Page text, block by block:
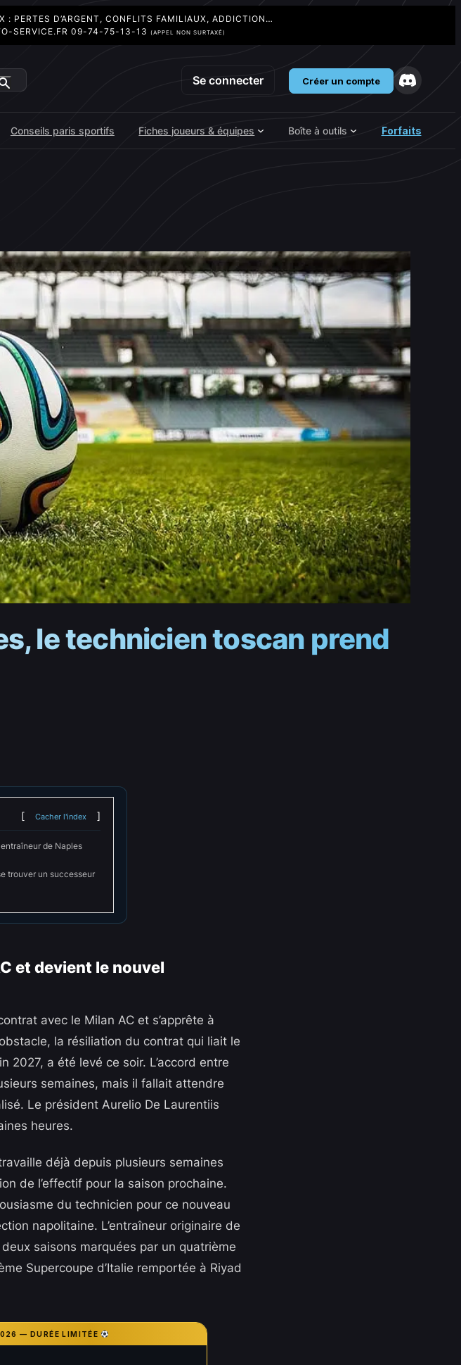
: PERTES D’ARGENT, CONFLITS FAMILIAUX, ADDICTION…
SERVICE.FR 09-74-75-13-13 (APPEL NON SURTAXÉ)
Se connecter Créer un compte
Conseils paris sportifs Fiches joueurs & équipes Boîte à outils Forfaits
le technicien toscan prend
Cacher l'index
de Naples
trouver un successeur
et devient le nouvel
avec le Milan AC et s’apprête à
la résiliation du contrat qui liait le
2027, a été levé ce soir. L’accord entre
semaines, mais il fallait attendre
Le président Aurelio De Laurentiis
heures.
déjà depuis plusieurs semaines
de l’effectif pour la saison prochaine.
du technicien pour ce nouveau
napolitaine. L’entraîneur originaire de
saisons marquées par un quatrième
Supercoupe d’Italie remportée à Riyad
— DURÉE LIMITÉE